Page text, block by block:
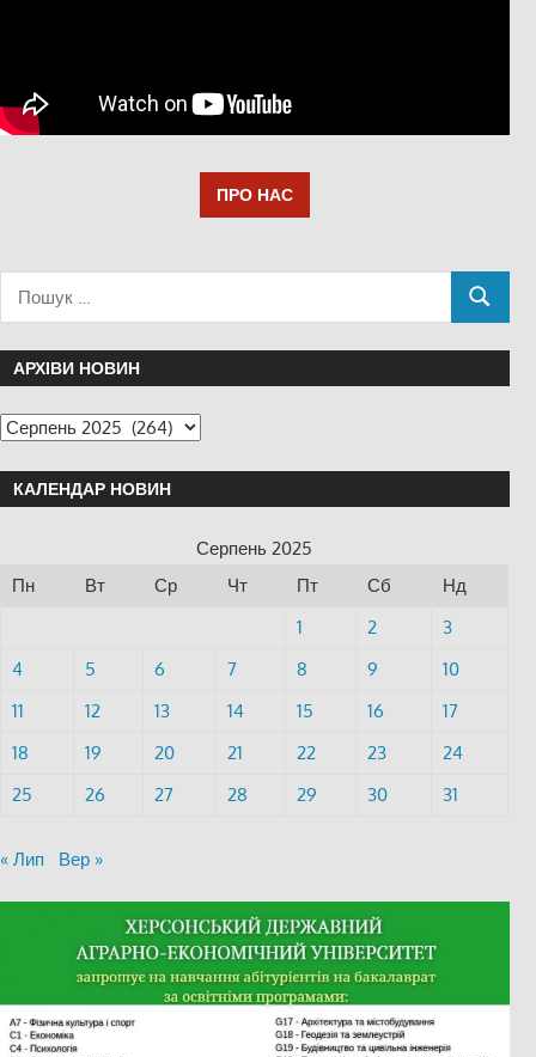
ПРО НАС
АРХІВИ НОВИН
КАЛЕНДАР НОВИН
Серпень 2025
Пн
Вт Ср Чт Пт Сб
Нд
1
2
3
4
5 6 7 8 9
10
11
12 13 14 15 16
17
18
19 20 21 22 23
24
25
26 27 28 29 30 31
« Лип Вер »